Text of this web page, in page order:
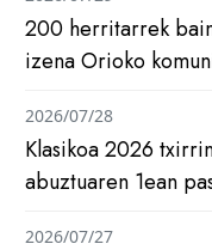
200 herritarrek
izena Orioko
Klasikoa 2026
abuztuaren 1ean
2026/07/28
2026/07/27